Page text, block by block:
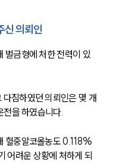
신 의뢰인
벌금형에 처한 전력이 있
짐하였던 의뢰인은 몇 개
을 하였습니다.
혈중알코올농도 0.118%
어려운 상황에 처하게 되